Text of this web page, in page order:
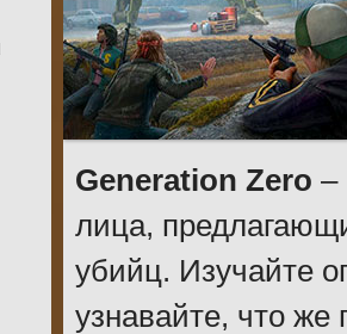
Generation Zero –
лица,
убийц. Изучайте
узнавайте, что